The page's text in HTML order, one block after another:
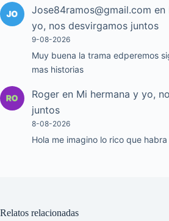
Jose84ramos@gmail.com en
yo, nos desvirgamos juntos
9-08-2026
Muy buena la trama edperemos
mas historias
Roger en Mi hermana y yo,
juntos
8-08-2026
Hola me imagino lo rico que
Relatos relacionadas